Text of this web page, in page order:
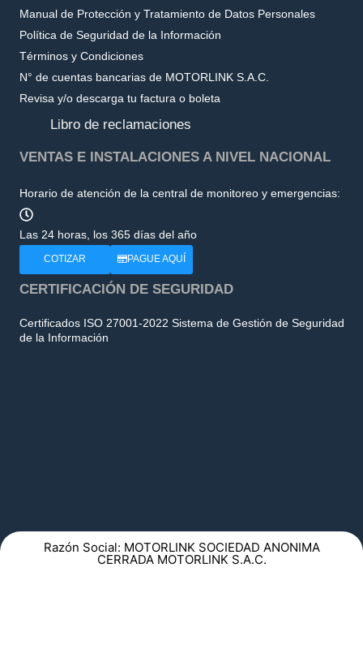
Manual de Protección y Tratamiento de Datos Personales
Política de Seguridad de la Información
Términos y Condiciones
N° de cuentas bancarias de MOTORLINK S.A.C.
Revisa y/o descarga tu factura o boleta
Libro de reclamaciones
VENTAS E INSTALACIONES A NIVEL NACIONAL
Horario de atención de la central de monitoreo y emergencias:
Las 24 horas, los 365 días del año
COTIZAR PAGUE AQUÍ
CERTIFICACIÓN DE SEGURIDAD
Certificados ISO 27001-2022 Sistema de Gestión de Seguridad
de la Información
Razón Social: MOTORLINK SOCIEDAD ANONIMA
CERRADA MOTORLINK S.A.C.